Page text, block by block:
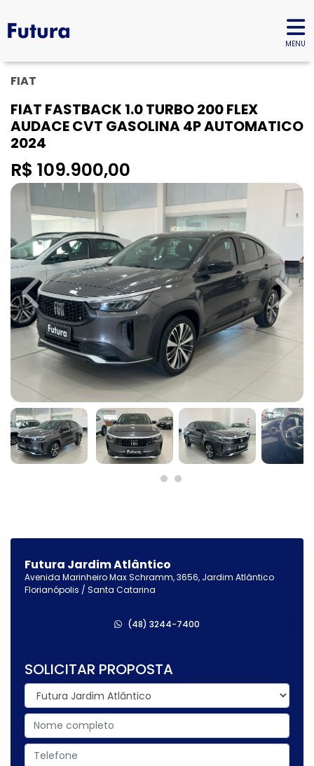
MENU
FIAT
FIAT FASTBACK 1.0 TURBO 200 FLEX
AUDACE CVT GASOLINA 4P AUTOMATICO
2024
R$ 109.900,00
Previous Next
Futura Jardim Atlântico
Avenida Marinheiro Max Schramm, 3656, Jardim Atlântico
Florianópolis / Santa Catarina
(48) 3244-7400
SOLICITAR PROPOSTA